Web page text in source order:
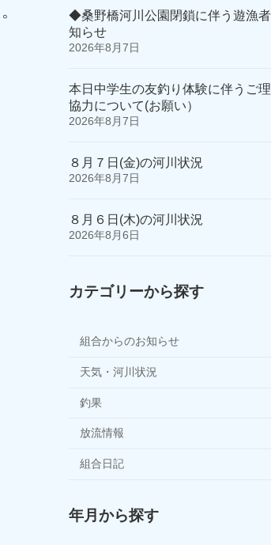
。
◆桑野橋河川公園閉鎖に伴う遊漁
知らせ
2026年8月7日
本日中学生の友釣り体験に伴うご
協力について(お願い）
2026年8月7日
８月７日(金)の河川状況
2026年8月7日
８月６日(木)の河川状況
2026年8月6日
カテゴリーから探す
組合からのお知らせ
天気・河川状況
釣果
放流情報
組合日記
年月から探す